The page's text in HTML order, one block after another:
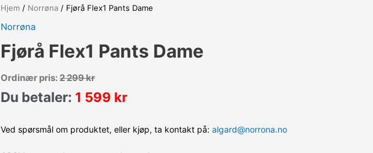
Hjem / Norrøna / Fjørå Flex1 Pants Dame
Norrøna
Fjørå Flex1 Pants Dame
Ordinær pris:2 299kr
Du betaler: 1 599 kr
Ved spørsmål om produktet, eller kjøp, ta kontakt på:algard@norrona.no